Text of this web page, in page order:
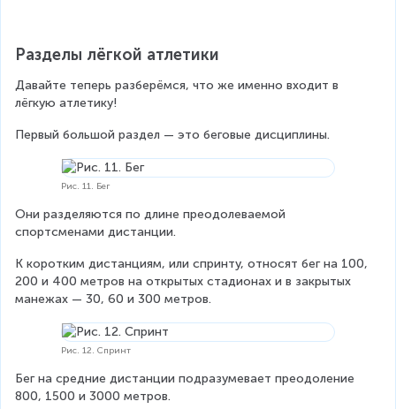
Разделы лёгкой атлетики
Давайте теперь разберёмся, что же именно входит в
лёгкую атлетику!
Первый большой раздел — это беговые дисциплины.
Рис. 11. Бег
Они разделяются по длине преодолеваемой
спортсменами дистанции.
К коротким дистанциям, или спринту, относят бег на 100,
200 и 400 метров на открытых стадионах и в закрытых
манежах — 30, 60 и 300 метров.
Рис. 12. Спринт
Бег на средние дистанции подразумевает преодоление
800, 1500 и 3000 метров.